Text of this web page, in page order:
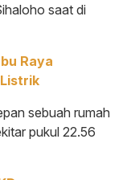
saat di
Raya
sebuah rumah
pukul 22.56